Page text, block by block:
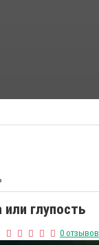
глупость
0 отзывов